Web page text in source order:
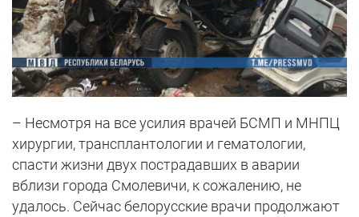
– Несмотря на все усилия врачей БСМП и МНПЦ
хирургии, трансплантологии и гематологии,
спасти жизни двух пострадавших в аварии
вблизи города Смолевичи, к сожалению, не
удалось. Сейчас белорусские врачи продолжают